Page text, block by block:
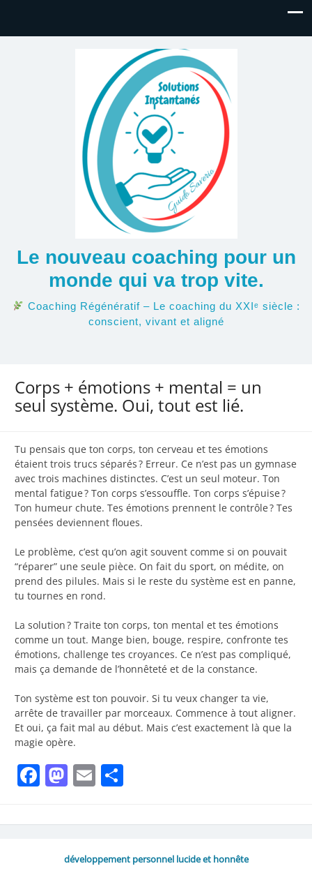
Le nouveau coaching pour un
monde qui va trop vite.
Coaching Régénératif – Le coaching du XXIᵉ siècle :
conscient, vivant et aligné
Corps + émotions + mental = un
seul système. Oui, tout est lié.
Tu pensais que ton corps, ton cerveau et tes émotions
étaient trois trucs séparés ? Erreur. Ce n’est pas un gymnase
avec trois machines distinctes. C’est un seul moteur. Ton
mental fatigue ? Ton corps s’essouffle. Ton corps s’épuise ?
Ton humeur chute. Tes émotions prennent le contrôle ? Tes
pensées deviennent floues.
Le problème, c’est qu’on agit souvent comme si on pouvait
“réparer” une seule pièce. On fait du sport, on médite, on
prend des pilules. Mais si le reste du système est en panne,
tu tournes en rond.
La solution ? Traite ton corps, ton mental et tes émotions
comme un tout. Mange bien, bouge, respire, confronte tes
émotions, challenge tes croyances. Ce n’est pas compliqué,
mais ça demande de l’honnêteté et de la constance.
Ton système est ton pouvoir. Si tu veux changer ta vie,
arrête de travailler par morceaux. Commence à tout aligner.
Et oui, ça fait mal au début. Mais c’est exactement là que la
magie opère.
Facebook
Mastodon
Email
développement personnel lucide et honnête